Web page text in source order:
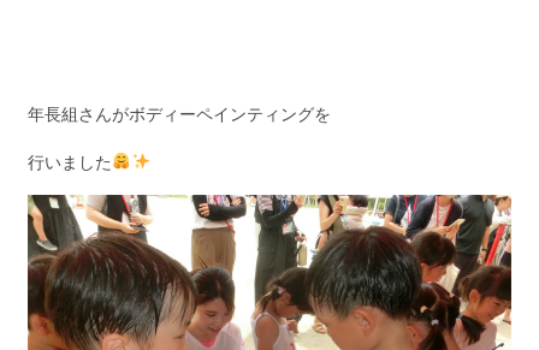
年長組さんがボディーペインティングを
行いました